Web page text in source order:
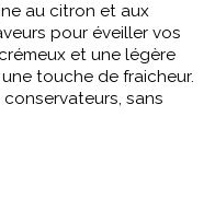
au citron et aux
pour éveiller vos
et une légère
touche de fraicheur.
sans